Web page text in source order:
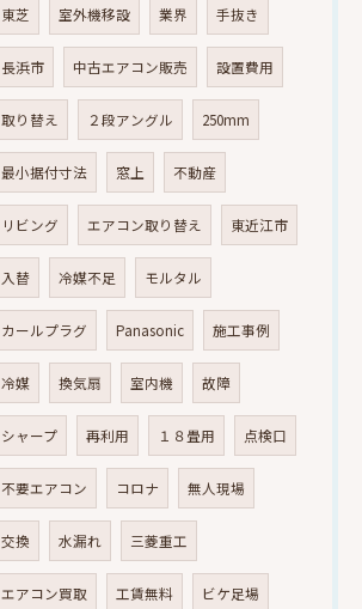
東芝 室外機移設 業界 手抜き
長浜市 中古エアコン販売 設置費用
取り替え ２段アングル 250mm
最小据付寸法 窓上 不動産
リビング エアコン取り替え 東近江市
入替 冷媒不足 モルタル
カールプラグ Panasonic 施工事例
冷媒 換気扇 室内機 故障
シャープ 再利用 １８畳用 点検口
不要エアコン コロナ 無人現場
交換 水漏れ 三菱重工
エアコン買取 工賃無料 ビケ足場